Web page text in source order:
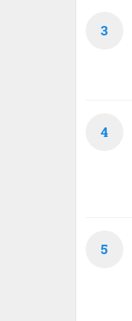
3
4
5